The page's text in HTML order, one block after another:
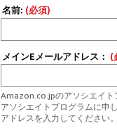
名前: (必須)
メインEメールアドレス： (
Amazon.co.jpのアソシエイト
アソシエイトプログラムに申
アドレスを入力してください。